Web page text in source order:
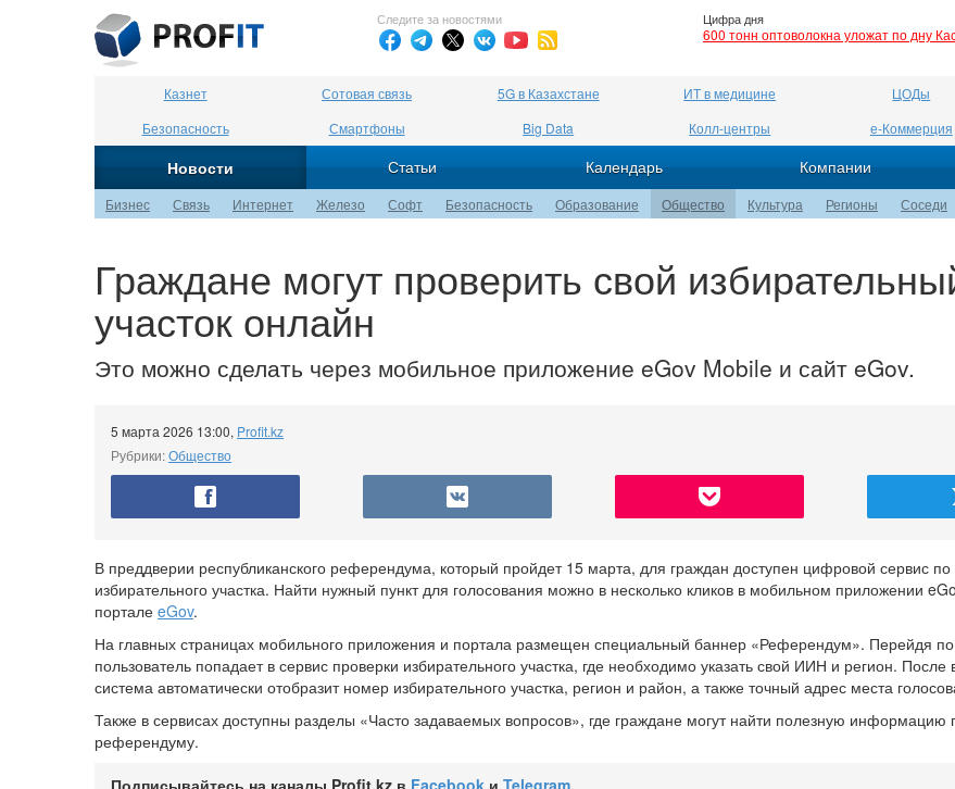
Следите за новостями Цифра дня
600 тонн оптоволокна уложат по дну
Казнет Сотовая связь 5G в Казахстане ИТ в медицине ЦОДы
Безопасность
Смартфоны Big Data Колл-центры е-Коммерция
Новости Статьи Календарь Компании
Бизнес Связь Интернет Железо Софт Безопасность Образование Общество Культура Регионы Соседи
Граждане могут проверить свой
участок онлайн
Это можно сделать через мобильное приложение eGov Mobile и сайт eGov.
5 марта 2026 13:00, Profit.kz
Рубрики:Общество
В преддверии республиканского референдума, который пройдет 15 марта, для граждан доступен цифровой сервис по
избирательного участка. Найти нужный пункт для голосования можно в несколько кликов в мобильном приложении
портале eGov.
На главных страницах мобильного приложения и портала размещен специальный баннер «Референдум». Перейдя
пользователь попадает в сервис проверки избирательного участка, где необходимо указать свой ИИН и регион.
система автоматически отобразит номер избирательного участка, регион и район, а также точный адрес места
Также в сервисах доступны разделы «Часто задаваемых вопросов», где граждане могут найти полезную информацию
референдуму.
Подписывайтесь на каналы Profit.kz в Facebook и Telegram.